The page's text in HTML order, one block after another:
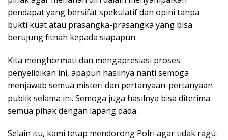
pendapat yang bersifat spekulatif dan opini tanpa
bukti kuat atau prasangka-prasangka yang bisa
berujung fitnah kepada siapapun.
Kita menghormati dan mengapresiasi proses
penyelidikan ini, apapun hasilnya nanti semoga
menjawab semua misteri dan pertanyaan-pertanyaan
publik selama ini. Semoga juga hasilnya bisa diterima
semua pihak dengan lapang dada.
Selain itu, kami tetap mendorong Polri agar tidak ragu-